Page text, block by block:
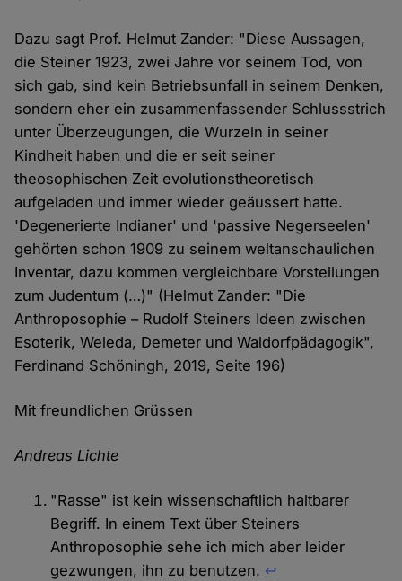
Dazu sagt Prof. Helmut Zander: "Diese Aussagen,
die Steiner 1923, zwei Jahre vor seinem Tod, von
sich gab, sind kein Betriebsunfall in seinem Denken,
sondern eher ein zusammenfassender Schlussstrich
unter Überzeugungen, die Wurzeln in seiner
Kindheit haben und die er seit seiner
theosophischen Zeit evolutionstheoretisch
aufgeladen und immer wieder geäussert hatte.
'Degenerierte Indianer' und 'passive Negerseelen'
gehörten schon 1909 zu seinem weltanschaulichen
Inventar, dazu kommen vergleichbare Vorstellungen
zum Judentum (…)" (Helmut Zander: "Die
Anthroposophie – Rudolf Steiners Ideen zwischen
Esoterik, Weleda, Demeter und Waldorfpädagogik",
Ferdinand Schöningh, 2019, Seite 196)
Mit freundlichen Grüssen
Andreas Lichte
"Rasse" ist kein wissenschaftlich haltbarer
Begriff. In einem Text über Steiners
Anthroposophie sehe ich mich aber leider
gezwungen, ihn zu benutzen. ↩︎